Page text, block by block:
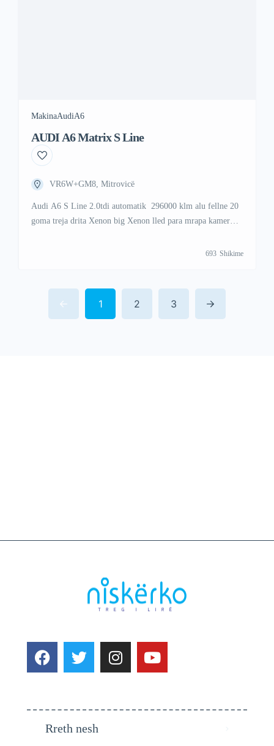
MakinaAudiA6
AUDI A6 Matrix S Line
VR6W+GM8, Mitrovicë
Audi A6 S Line 2.0tdi automatik 296000 klm alu fellne 20
goma treja drita Xenon big Xenon lled para mrapa kamer
693 Shikime
1 2 3
Rreth nesh